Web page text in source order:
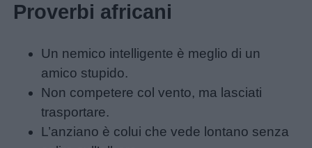
Proverbi africani
Un nemico intelligente è meglio di un
amico stupido.
Non competere col vento, ma lasciati
trasportare.
L’anziano è colui che vede lontano senza